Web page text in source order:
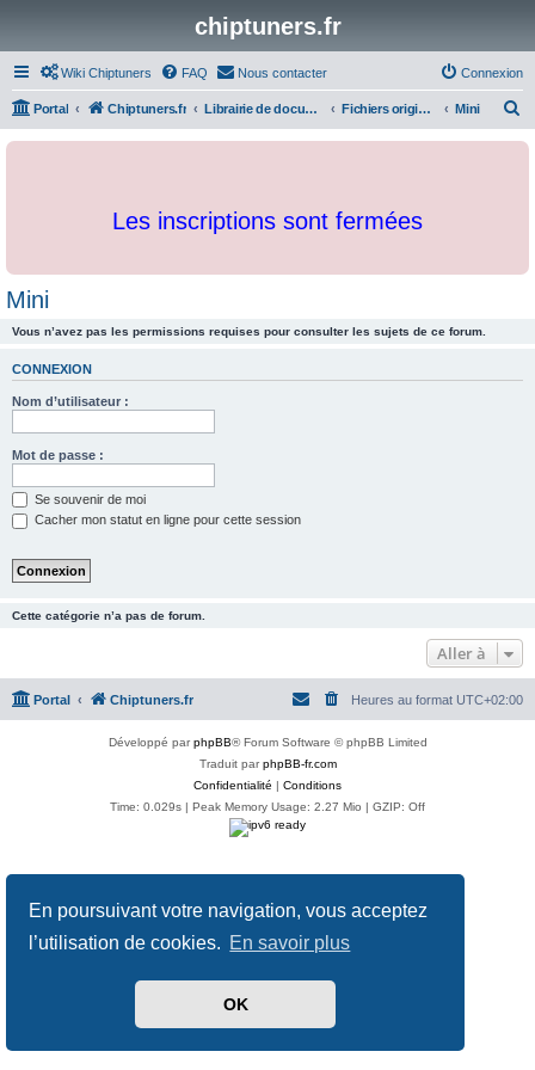
En poursuivant votre navigation, vous acceptez
l’utilisation de cookies. En savoir plus
OK
chiptuners.fr
Wiki Chiptuners FAQ Nous contacter Connexion
Portal Chiptuners.fr Librairie de documents et originaux Fichiers originaux Mini
c
Les inscriptions sont fermées
Mini
Vous n’avez pas les permissions requises pour consulter les sujets de ce forum.
CONNEXION
Nom d’utilisateur :
Mot de passe :
Se souvenir de moi
Cacher mon statut en ligne pour cette session
Cette catégorie n’a pas de forum.
Aller à
Portal Chiptuners.fr Heures au format UTC+02:00
Développé parphpBB® Forum Software © phpBB Limited
Traduit parphpBB-fr.com
Confidentialité | Conditions
Time: 0.029s | Peak Memory Usage: 2.27 Mio | GZIP: Off